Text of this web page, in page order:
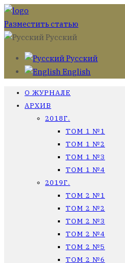
Разместить статью
Русский
Русский
English
О ЖУРНАЛЕ
АРХИВ
2018Г.
ТОМ 1 №1
ТОМ 1 №2
ТОМ 1 №3
ТОМ 1 №4
2019Г.
ТОМ 2 №1
ТОМ 2 №2
ТОМ 2 №3
ТОМ 2 №4
ТОМ 2 №5
ТОМ 2 №6